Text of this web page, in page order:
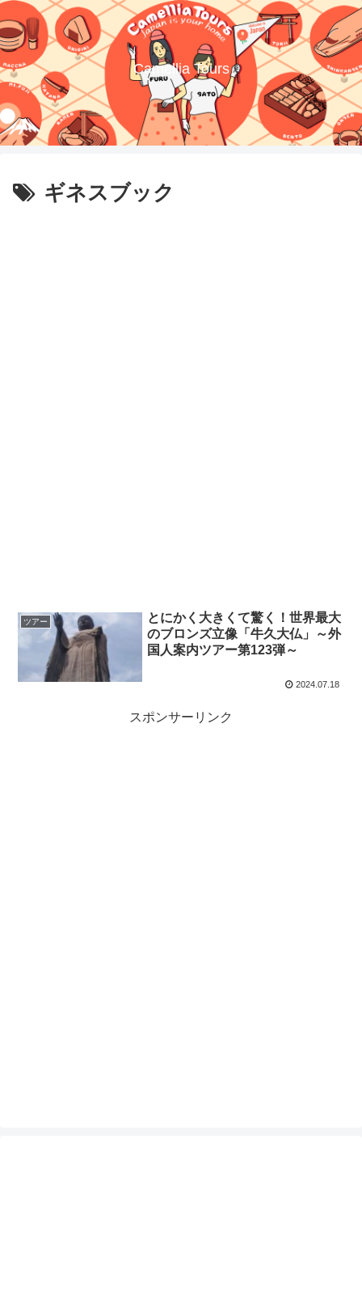
Camellia Tours
ギネスブック
ツアー
とにかく大きくて驚く！世界最大
のブロンズ立像「牛久大仏」～外
国人案内ツアー第123弾～
2024.07.18
スポンサーリンク